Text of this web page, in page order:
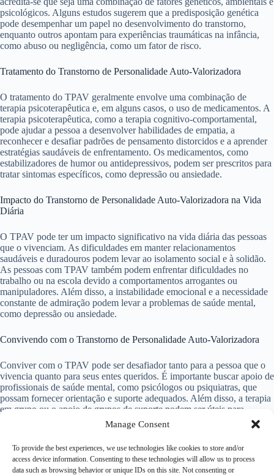
Manage Consent
To provide the best experiences, we use technologies like cookies to store and/or
access device information. Consenting to these technologies will allow us to process
data such as browsing behavior or unique IDs on this site. Not consenting or
psicológicos. Alguns estudos sugerem que a predisposição genética
pode desempenhar um papel no desenvolvimento do transtorno,
enquanto outros apontam para experiências traumáticas na infância,
como abuso ou negligência, como um fator de risco.
Tratamento do Transtorno de Personalidade Auto-Valorizadora
O tratamento do TPAV geralmente envolve uma combinação de
terapia psicoterapêutica e, em alguns casos, o uso de medicamentos. A
terapia psicoterapêutica, como a terapia cognitivo-comportamental,
pode ajudar a pessoa a desenvolver habilidades de empatia, a
reconhecer e desafiar padrões de pensamento distorcidos e a aprender
estratégias saudáveis de enfrentamento. Os medicamentos, como
estabilizadores de humor ou antidepressivos, podem ser prescritos para
tratar sintomas específicos, como depressão ou ansiedade.
Impacto do Transtorno de Personalidade Auto-Valorizadora na Vida
Diária
O TPAV pode ter um impacto significativo na vida diária das pessoas
que o vivenciam. As dificuldades em manter relacionamentos
saudáveis e duradouros podem levar ao isolamento social e à solidão.
As pessoas com TPAV também podem enfrentar dificuldades no
trabalho ou na escola devido a comportamentos arrogantes ou
manipuladores. Além disso, a instabilidade emocional e a necessidade
constante de admiração podem levar a problemas de saúde mental,
como depressão ou ansiedade.
Convivendo com o Transtorno de Personalidade Auto-Valorizadora
Conviver com o TPAV pode ser desafiador tanto para a pessoa que o
vivencia quanto para seus entes queridos. É importante buscar apoio de
profissionais de saúde mental, como psicólogos ou psiquiatras, que
possam fornecer orientação e suporte adequados. Além disso, a terapia
em grupo ou o apoio de grupos de suporte podem ser úteis para
compartilhar experiências e aprender estratégias de enfrentamento.
Considerações Finais
O Transtorno de Personalidade Auto-Valorizadora é um transtorno de